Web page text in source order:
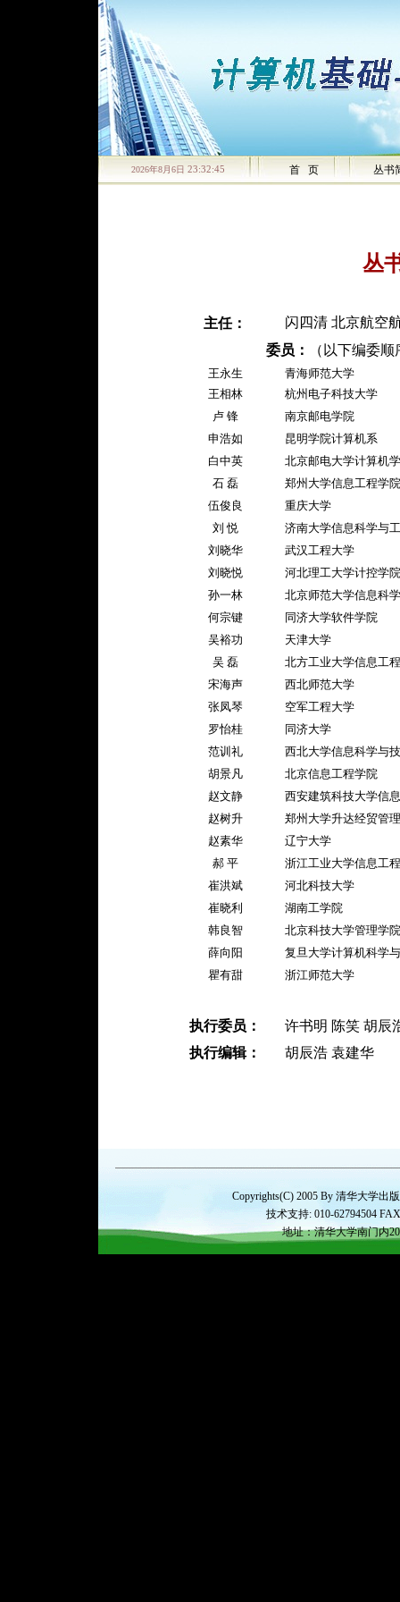
2026年8月6日 23:32:45 首 页 丛书
丛
主任：
闪四清 北京航空
委员：
（以下编委
王永生
青海师范大学
王相林
杭州电子科技大学
卢 锋
南京邮电学院
申浩如
昆明学院计算机系
白中英
北京邮电大学计算机
石 磊
郑州大学信息工程学院
伍俊良
重庆大学
刘 悦
济南大学信息科学与
刘晓华
武汉工程大学
刘晓悦
河北理工大学计控学院
孙一林
北京师范大学信息科
何宗键
同济大学软件学院
吴裕功
天津大学
吴 磊
北方工业大学信息工
宋海声
西北师范大学
张凤琴
空军工程大学
罗怡桂
同济大学
范训礼
西北大学信息科学与
胡景凡
北京信息工程学院
赵文静
西安建筑科技大学信
赵树升
郑州大学升达经贸管
赵素华
辽宁大学
郝 平
浙江工业大学信息工
崔洪斌
河北科技大学
崔晓利
湖南工学院
韩良智
北京科技大学管理学院
薛向阳
复旦大学计算机科学
瞿有甜
浙江师范大学
执行委员：
许书明 陈笑 胡辰
执行编辑：
胡辰浩 袁建华
Copyrights(C) 2005 By 清华大学出
技术支持: 010-62794504
地址：清华大学南门内